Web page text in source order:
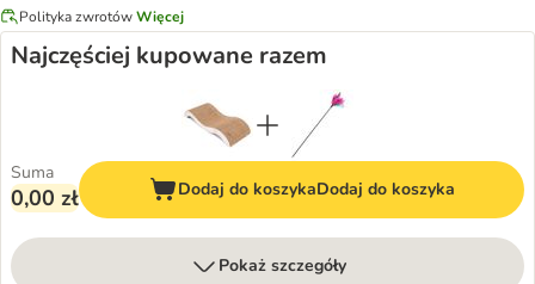
Polityka zwrotówWięcej
Najczęściej kupowane razem
Suma
0,00 zł Dodaj do koszykaDodaj do koszyka
Pokaż szczegóły